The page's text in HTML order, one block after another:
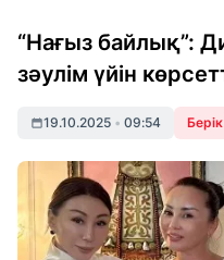
“Нағыз байлық”:
зәулім үйін
19.10.2025 • 09:54